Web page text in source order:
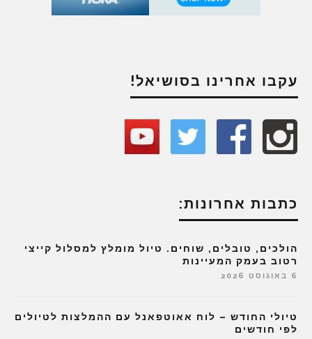
עקבו אחרינו בסושיאל!
כתבות אחרונות:
הולכים, טובלים, שוחים. טיול מומלץ למסלול קייצי
רטוב בעמק המעיינות
6 באוגוסט 2026
טיולי החודש – לוח אאוטפאנל עם ההמלצות לטיולים
לפי חודשים